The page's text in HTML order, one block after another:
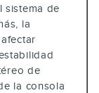
sistema de
la
de
la consola